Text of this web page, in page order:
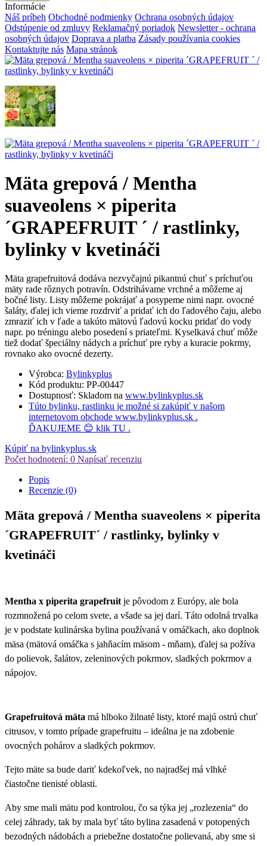
Informácie
Náš príbeh Obchodné podmienky Ochrana osobných údajov
Odstúpenie od zmluvy Reklamačný poriadok Newsletter - ochrana
osobných údajov Doprava a platba Zásady používania cookies
Kontaktujte nás Mapa stránok
Mäta grepová / Mentha
suaveolens × piperita
´GRAPEFRUIT ´ / rastlinky,
bylinky v kvetináči
Mäta grapefruitová dodáva nezvyčajnú pikantnú chuť s príchuťou
mäty rade rôznych potravín. Odstrihávame vrchné a môžeme aj
bočné listy. Listy môžeme pokrájať a posypeme nimi napr. ovocné
šaláty, ďalej ich vieme rozdrviť a pridať ich do ľadového čaju, alebo
zmraziť ich v ľade a takúto mätovú ľadovú kocku pridať do vody
napr. po tréningu alebo posedení s priateľmi. Kyselkavá chuť môže
tiež dodať špeciálny nádych a príchuť pre ryby a kuracie pokrmy,
rovnako ako ovocné dezerty.
Výrobca: Bylinkyplus
Kód produktu: PP-00447
Dostupnosť: Skladom na www.bylinkyplus.sk
Túto bylinku, rastlinku je možné si zakúpiť v našom
internetovom obchode www.bylinkyplus.sk .
ĎAKUJEME 😊 klik TU .
Kúpiť na bylinkyplus.sk
Počet hodnotení: 0 Napísať recenziu
Popis
Recenzie (0)
Mäta grepová / Mentha suaveolens × piperita
´GRAPEFRUIT´ / rastlinky, bylinky v
kvetináči
Mentha x piperita grapefruitje pôvodom z Európy, ale bola
rozmnožená po celom svete, a všade sa jej darí. Táto odolná trvalka
je v podstate kulinárska bylina používaná v omáčkach, ako doplnok
mäsa (mätová omáčka s jahňacím mäsom - mňam), ďalej sa požíva
do polievok, šalátov, zeleninových pokrmov, sladkých pokrmov a
nápojov.
Grapefruitová mäta má hlboko žilnaté listy, ktoré majú ostrú chuť
citrusov, v tomto prípade grapefruitu – ideálna je na zdobenie
ovocných pohárov a sladkých pokrmov.
Tejto mäte sa bude dariť kdekoľvek, no najradšej má vlhké
čiastočne tienisté oblasti.
Aby sme mali mätu pod kontrolou, čo sa týka jej „rozlezenia“ do
celej záhrady, tak by mala byť táto bylina zasadená v potopených
bezodných nádobách a priebežne dostatočne polievaná, aby sme si